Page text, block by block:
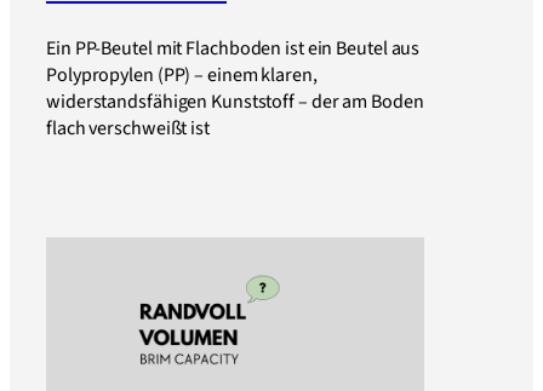
Ein PP-Beutel mit Flachboden ist ein Beutel aus
Polypropylen (PP) – einem klaren,
widerstandsfähigen Kunststoff – der am Boden
flach verschweißt ist